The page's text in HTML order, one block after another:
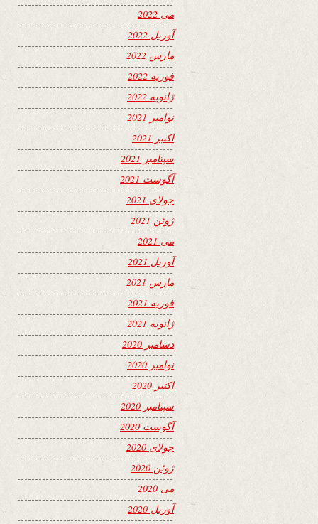
می 2022
آوریل 2022
مارس 2022
فوریه 2022
ژانویه 2022
نوامبر 2021
اکتبر 2021
سپتامبر 2021
آگوست 2021
جولای 2021
ژوئن 2021
می 2021
آوریل 2021
مارس 2021
فوریه 2021
ژانویه 2021
دسامبر 2020
نوامبر 2020
اکتبر 2020
سپتامبر 2020
آگوست 2020
جولای 2020
ژوئن 2020
می 2020
آوریل 2020